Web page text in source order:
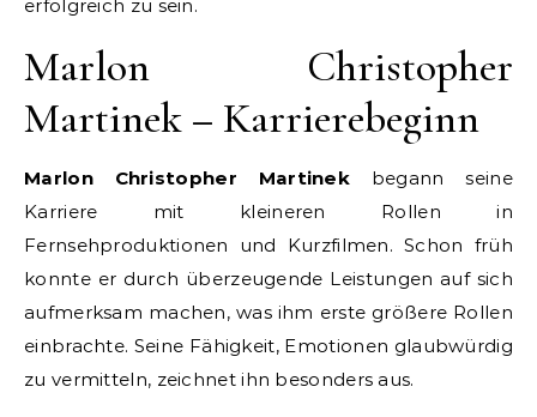
erfolgreich zu sein.
Marlon Christopher
Martinek – Karrierebeginn
Marlon Christopher Martinek begann seine
Karriere mit kleineren Rollen in
Fernsehproduktionen und Kurzfilmen. Schon früh
konnte er durch überzeugende Leistungen auf sich
aufmerksam machen, was ihm erste größere Rollen
einbrachte. Seine Fähigkeit, Emotionen glaubwürdig
zu vermitteln, zeichnet ihn besonders aus.